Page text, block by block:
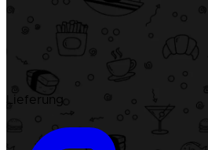
Lieferung